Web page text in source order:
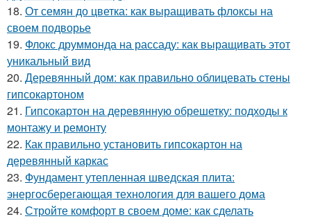
18. От семян до цветка: как выращивать флоксы на
своем подворье
19. Флокс друммонда на рассаду: как выращивать этот
уникальный вид
20. Деревянный дом: как правильно облицевать стены
гипсокартоном
21. Гипсокартон на деревянную обрешетку: подходы к
монтажу и ремонту
22. Как правильно установить гипсокартон на
деревянный каркас
23. Фундамент утепленная шведская плита:
энергосберегающая технология для вашего дома
24. Стройте комфорт в своем доме: как сделать